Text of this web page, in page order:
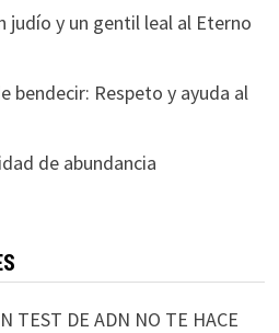
judío y un gentil leal al Eterno
bendecir: Respeto y ayuda al
de abundancia
TEST DE ADN NO TE HACE